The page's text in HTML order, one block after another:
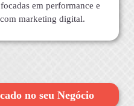
em performance e
marketing digital.
no seu Negócio